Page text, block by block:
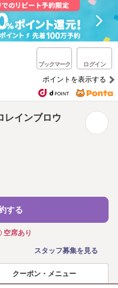
ブックマーク ログイン
ポイントを表示する
レインブロウ
する
◯空席あり
スタッフ募集を見る
クーポン・メニュー